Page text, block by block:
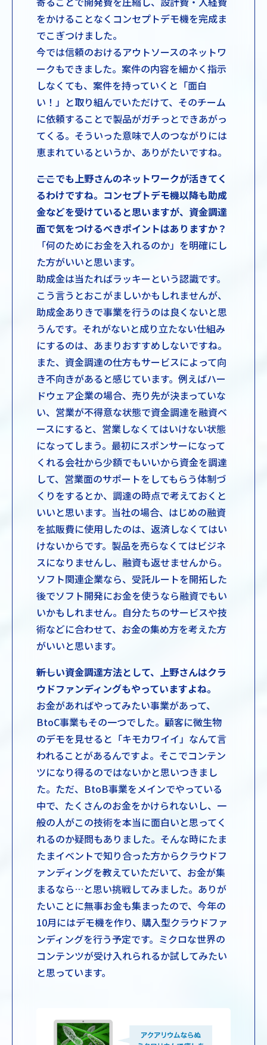
をかけることなくコンセプトデモ機を完成ま
でこぎつけました。
今では信頼のおけるアウトソースのネットワ
ークもできました。案件の内容を細かく指示
しなくても、案件を持っていくと「面白
い！」と取り組んでいただけて、そのチーム
に依頼することで製品がガチっとできあがっ
てくる。そういった意味で人のつながりには
恵まれているというか、ありがたいですね。
――ここでも上野さんのネットワークが活きてく
るわけですね。コンセプトデモ機以降も助成
金などを受けていると思いますが、資金調達
面で気をつけるべきポイントはありますか？
「何のためにお金を入れるのか」を明確にし
た方がいいと思います。
助成金は当たればラッキーという認識です。
こう言うとおこがましいかもしれませんが、
助成金ありきで事業を行うのは良くないと思
うんです。それがないと成り立たない仕組み
にするのは、あまりおすすめしないですね。
また、資金調達の仕方もサービスによって向
き不向きがあると感じています。例えばハー
ドウェア企業の場合、売り先が決まっていな
い、営業が不得意な状態で資金調達を融資ベ
ースにすると、営業しなくてはいけない状態
になってしまう。最初にスポンサーになって
くれる会社から少額でもいいから資金を調達
して、営業面のサポートをしてもらう体制づ
くりをするとか、調達の時点で考えておくと
いいと思います。当社の場合、はじめの融資
を拡販費に使用したのは、返済しなくてはい
けないからです。製品を売らなくてはビジネ
スになりませんし、融資も返せませんから。
ソフト関連企業なら、受託ルートを開拓した
後でソフト開発にお金を使うなら融資でもい
いかもしれません。自分たちのサービスや技
術などに合わせて、お金の集め方を考えた方
がいいと思います。
――新しい資金調達方法として、上野さんはクラ
ウドファンディングもやっていますよね。
お金があればやってみたい事業があって、
BtoC事業もその一つでした。顧客に微生物
のデモを見せると「キモカワイイ」なんて言
われることがあるんですよ。そこでコンテン
ツになり得るのではないかと思いつきまし
た。ただ、BtoB事業をメインでやっている
中で、たくさんのお金をかけられないし、一
般の人がこの技術を本当に面白いと思ってく
れるのか疑問もありました。そんな時にたま
たまイベントで知り合った方からクラウドフ
ァンディングを教えていただいて、お金が集
まるなら…と思い挑戦してみました。ありが
たいことに無事お金も集まったので、今年の
10月にはデモ機を作り、購入型クラウドファ
ンディングを行う予定です。ミクロな世界の
コンテンツが受け入れられるか試してみたい
と思っています。